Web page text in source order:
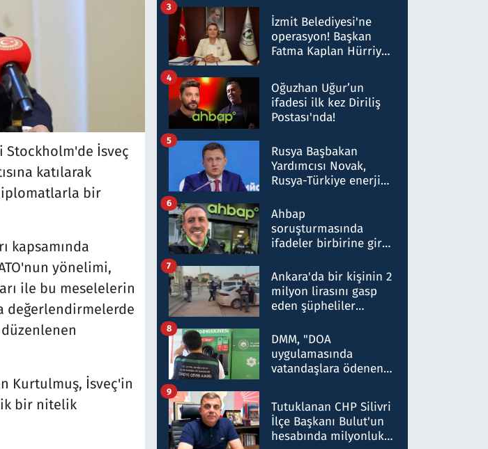
Stockholm'de İsveç
katılarak
bir
kapsamında
yönelimi,
ile bu meselelerin
değerlendirmelerde
Kurtulmuş, İsveç'in
bir nitelik
Milyar liralık para
trafiği tespit edildi
İzmit Belediyesi'ne
operasyon! Başkan
Fatma Kaplan Hürriyet
3
Oğuzhan Uğur’un
ifadesi ilk kez Diriliş
Postası'nda!
4
Rusya Başbakan
Yardımcısı Novak,
Rusya-Türkiye enerji
nitelikte olduğunu
belirtti
5
Ahbap
soruşturmasında
ifadeler birbirine girdi:
ifadelerinden ortaya
çıkan tablo şok etti
6
Ankara'da bir kişinin 2
milyon lirasını gasp
eden şüpheliler
7
DMM, "DOA
uygulamasında
vatandaşlara ödenen
düşürüldüğü" iddiasını
yalanladı
8
Tutuklanan CHP Silivri
İlçe Başkanı Bulut'un
hesabında milyonluk
9